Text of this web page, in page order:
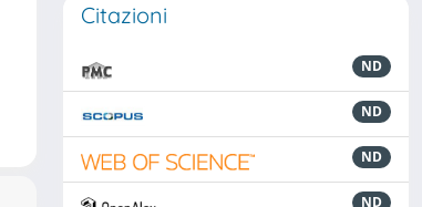
Citazioni
ND
ND
ND
ND